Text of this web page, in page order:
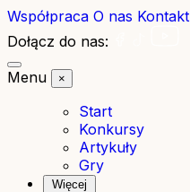
Współpraca O nas Kontakt
Dołącz do nas:
Menu
×
Start
Konkursy
Artykuły
Gry
Więcej